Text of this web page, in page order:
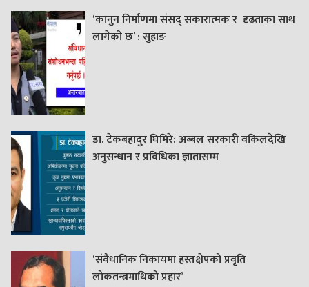
‘कानुन निर्माणमा संसद् सकारात्मक र दृढताका साथ
लागेको छ’ : सुहाङ
डा. टेकबहादुर घिमिरे: अब्बल सरकारी वकिलदेखि
अनुसन्धान र प्रविधिका ज्ञातासम्म
‘संवैधानिक निकायमा हस्तक्षेपको प्रवृति
लोकतन्त्रमाथिको प्रहार’